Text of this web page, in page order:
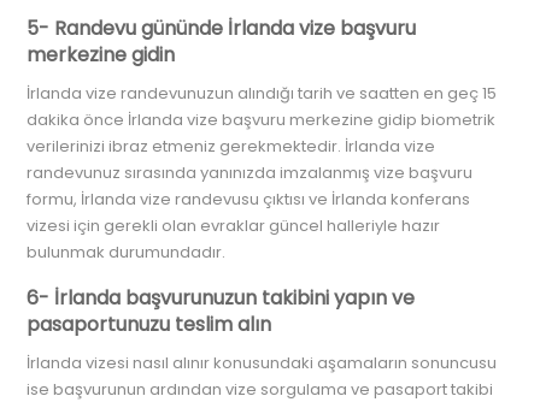
5- Randevu gününde İrlanda vize başvuru
merkezine gidin
İrlanda vize randevunuzun alındığı tarih ve saatten en geç 15
dakika önce İrlanda vize başvuru merkezine gidip biometrik
verilerinizi ibraz etmeniz gerekmektedir. İrlanda vize
randevunuz sırasında yanınızda imzalanmış vize başvuru
formu, İrlanda vize randevusu çıktısı ve İrlanda konferans
vizesi için gerekli olan evraklar güncel halleriyle hazır
bulunmak durumundadır.
6- İrlanda başvurunuzun takibini yapın ve
pasaportunuzu teslim alın
İrlanda vizesi nasıl alınır konusundaki aşamaların sonuncusu
ise başvurunun ardından vize sorgulama ve pasaport takibi